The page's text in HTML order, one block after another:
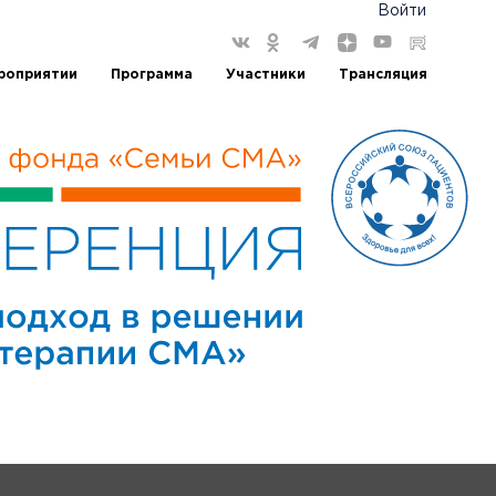
Войти
Программа Участники Трансляция